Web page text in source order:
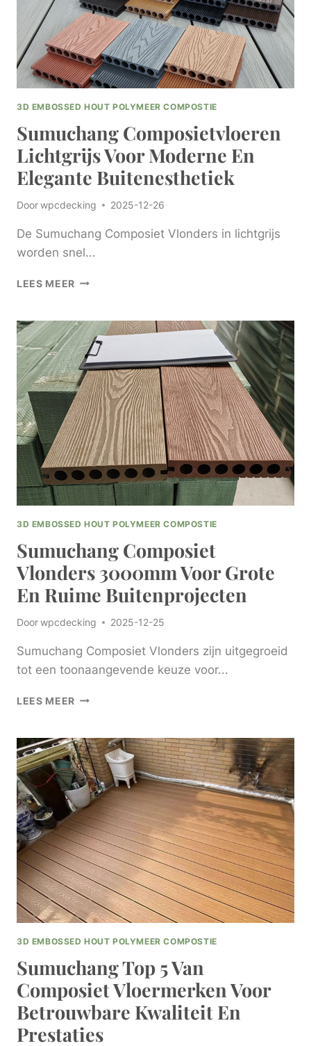
3D EMBOSSED HOUT POLYMEER COMPOSTIE
Sumuchang Composietvloeren
Lichtgrijs Voor Moderne En
Elegante Buitenesthetiek
Doorwpcdecking 2025-12-26
De Sumuchang Composiet Vlonders in lichtgrijs
worden snel...
LEES MEER SUMUCHANG
VOOR
MODERNE
EN
ELEGANTE
BUITENESTHETIEK
3D EMBOSSED HOUT POLYMEER COMPOSTIE
Sumuchang Composiet
Vlonders 3000mm Voor Grote
En Ruime Buitenprojecten
Doorwpcdecking 2025-12-25
Sumuchang Composiet Vlonders zijn uitgegroeid
tot een toonaangevende keuze voor...
LEES MEER SUMUCHANG
3000MM
VOOR
GROTE
EN
RUIME
BUITENPROJECTEN
3D EMBOSSED HOUT POLYMEER COMPOSTIE
Sumuchang Top 5 Van
Composiet Vloermerken Voor
Betrouwbare Kwaliteit En
Prestaties